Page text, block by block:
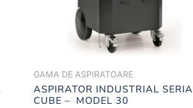
GAMA DE ASPIRATOARE
ASPIRATOR INDUSTRIAL SERIA
CUBE – MODEL 30